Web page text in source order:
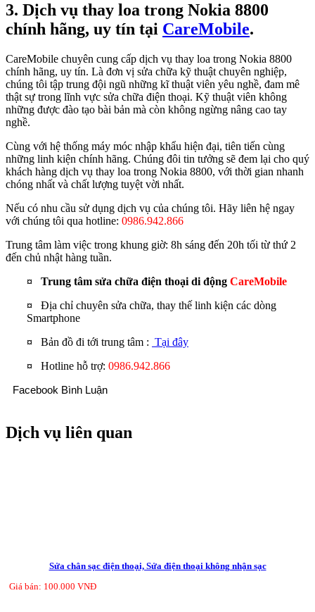
3. Dịch vụ thay loa trong Nokia 8800
chính hãng, uy tín tại CareMobile.
CareMobile chuyên cung cấp dịch vụ thay loa trong Nokia 8800
chính hãng, uy tín. Là đơn vị sửa chữa kỹ thuật chuyên nghiệp,
chúng tôi tập trung đội ngũ những kĩ thuật viên yêu nghề, đam mê
thật sự trong lĩnh vực sửa chữa điện thoại. Kỹ thuật viên không
những được đào tạo bài bản mà còn không ngừng nâng cao tay
nghề.
Cùng với hệ thống máy móc nhập khẩu hiện đại, tiên tiến cùng
những linh kiện chính hãng. Chúng đôi tin tưởng sẽ đem lại cho quý
khách hàng dịch vụ thay loa trong Nokia 8800, với thời gian nhanh
chóng nhất và chất lượng tuyệt vời nhất.
Nếu có nhu cầu sử dụng dịch vụ của chúng tôi. Hãy liên hệ ngay
với chúng tôi qua hotline: 0986.942.866
Trung tâm làm việc trong khung giờ: 8h sáng đến 20h tối từ thứ 2
đến chủ nhật hàng tuần.
¤ Trung tâm sửa chữa điện thoại di động CareMobile
¤ Địa chỉ chuyên sửa chữa, thay thế linh kiện các dòng
Smartphone
¤ Bản đồ đi tới trung tâm : Tại đây
¤ Hotline hỗ trợ: 0986.942.866
Facebook Bình Luận
Dịch vụ liên quan
Sửa chân sạc điện thoại, Sửa điện thoại không nhận sạc
Giá bán: 100.000 VNĐ